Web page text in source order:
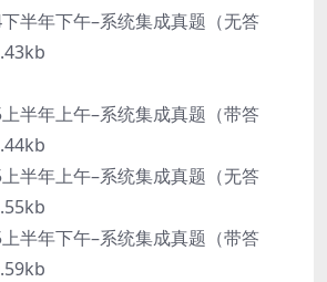
半年下午–系统集成真题（无答
半年上午–系统集成真题（带答
半年上午–系统集成真题（无答
半年下午–系统集成真题（带答